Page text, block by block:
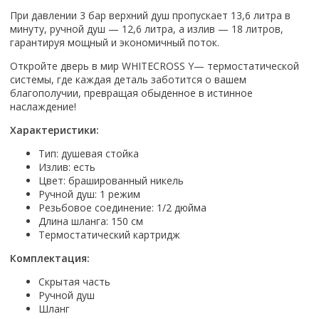
Комплектующие для ванн
Каркас
Ножки
Экраны под ванну
Гидромассажные системы
Wirpool
Китай
Недорогие
Дорогие
Уцененные
Недорогие по акции
Смотреть все
Топ брендов
Domani-spa
River
Welt-wasser
Esbano
Смотреть все
Форма
Угловая
Квадратная
Полукруглая
Форма
Прямоугольные
Комплектующие для унитазов
Гофры
Патрубки
Сиденья
Смотреть все
С отверстием под смеситель
С пьедесталом
С полупьедесталом
Исполнение
Для дачи
Для ванной
Умывальник-столешница
Уличный
Смотреть все
Пьедесталы
Пьедесталы
Полупьедесталы
Италия
Россия
Смотреть все
Размер
40 см
50 см
60 см
65 см
Смотреть все
Германия
Польша
Сербия
Чехия
Смотреть все
Страна производитель
Германия
Испания
Италия
Польша
Чистящие средства
Grass
Karcher
O2 минерал
Vega
Страна производитель
Великобритания
Италия
Китай
Смотреть все
Пылесосы
Электровеники, электрошвабры
Стеклоочистители
Мойки высокого давления
Пароочистители
Подметальные машины
Гладильные доски
Насосы
Аккумуляторные воздуходувки
Этажерки, стеллажи, полки
При давлении 3 бар верхний душ пропускает 13,6 литра в
минуту, ручной душ — 12,6 литра, а излив — 18 литров,
гарантируя мощный и экономичный поток.
Откройте дверь в мир WHITECROSS Y— термостатической
системы, где каждая деталь заботится о вашем
благополучии, превращая обыденное в истинное
наслаждение!
Характеристики:
Тип: душевая стойка
Излив: есть
Цвет: брашированный никель
Ручной душ: 1 режим
Резьбовое соединение: 1/2 дюйма
Длина шланга: 150 см
Термостатический картридж
Комплектация:
Скрытая часть
Ручной душ
Шланг